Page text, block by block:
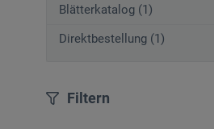
Blätterkatalog (1)
Direktbestellung (1)
Filtern